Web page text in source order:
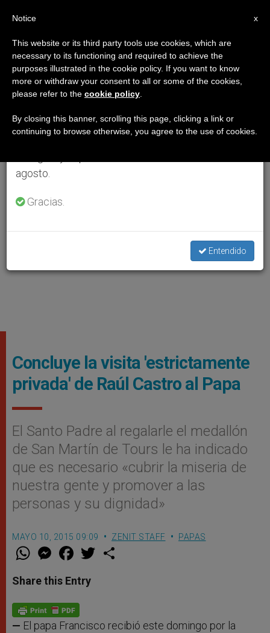
Concluye la visita 'estrictamente
privada' de Raúl Castro al Papa
El Santo Padre al regalarle el medallón
de San Martín de Tours le ha indicado
que es necesario «cubrir la miseria de
nuestra gente y promover a las
personas y su dignidad»
MAYO 10, 2015 09:09 ZENIT STAFF PAPAS
W
t
s
p
p
M
e
s
e
g
e
r
F
a
e
b
o
k
w
Share this Entry
— El papa Francisco recibió este domingo por la
×
Aviso importante
Del 27 de julio al 7 de agosto haremos la pausa
anual, aprovechando que en el periodo de verano
se generan menos informaciones y también el
agosto.
Gracias.
Entendido
x
Notice
This website or its third party tools use cookies, which are
necessary to its functioning and required to achieve the
purposes illustrated in the cookie policy. If you want to know
more or withdraw your consent to all or some of the cookies,
please refer to the cookie policy
By closing this banner, scrolling this page, clicking a link or
continuing to browse otherwise, you agree to the use of cookies.